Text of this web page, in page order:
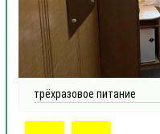
трёхразовое питание